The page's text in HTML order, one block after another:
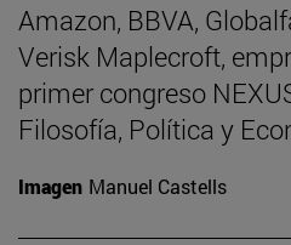
Amazon, BBVA,
Verisk Maplecroft,
primer congreso
Filosofía, Política y
Imagen Manuel Castells